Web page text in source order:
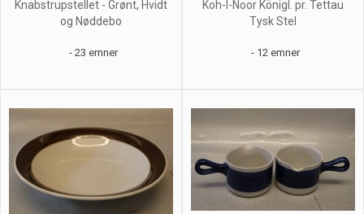
Knabstrupstellet - Grønt, Hvidt
og Nøddebo
- 23 emner
Koh-I-Noor Königl. pr. Tettau
Tysk Stel
- 12 emner